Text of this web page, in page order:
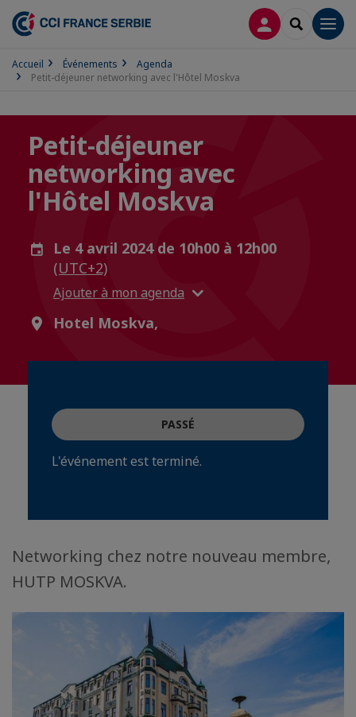
CONNEXION
Accueil Événements
Agenda
Petit-déjeuner networking avec l'Hôtel Moskva
Petit-déjeuner
networking avec
l'Hôtel Moskva
Le 4 avril 2024 de 10h00 à 12h00
(UTC+2)
Ajouter à mon agenda
Hotel Moskva,
PASSÉ
L'événement est terminé.
Networking chez notre nouveau membre,
HUTP MOSKVA.